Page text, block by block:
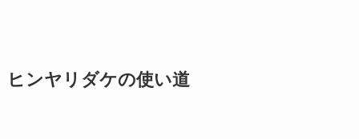
ヒンヤリダケの使い道